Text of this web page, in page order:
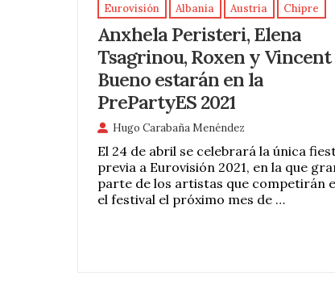
Eurovisión Albania Austria Chipre
Anxhela Peristeri, Elena
Tsagrinou, Roxen y Vincent
Bueno estarán en la
PrePartyES 2021
Hugo Carabaña Menéndez
El 24 de abril se celebrará la única
previa a Eurovisión 2021, en la que
parte de los artistas que competirán
el festival el próximo mes de …